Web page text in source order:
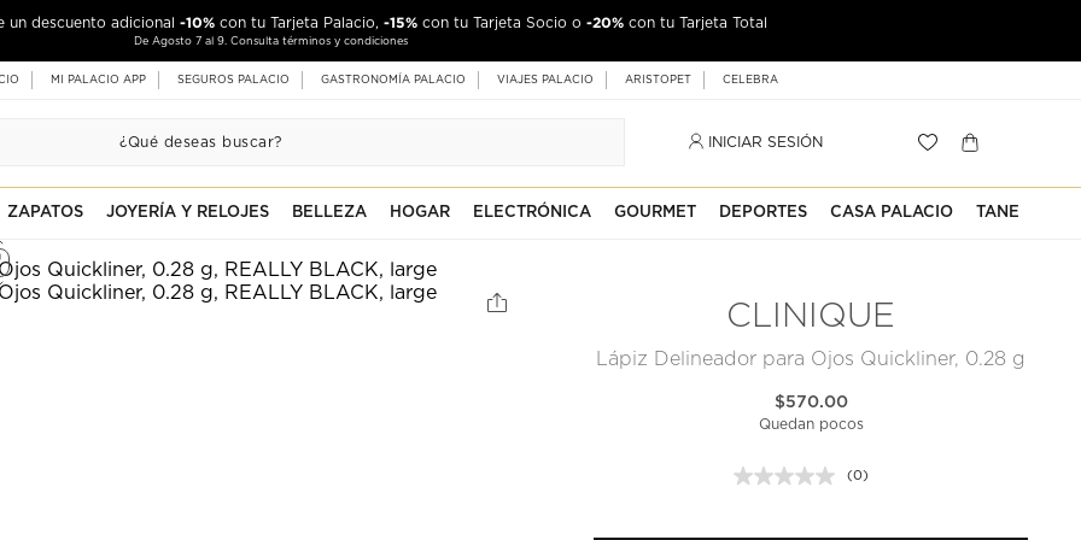
un descuento adicional -10% con tu Tarjeta Palacio, -15% con tu Tarjeta Socio o -20% con tu Tarjeta Total
De Agosto 7 al 9. Consulta términos y condiciones
MI PALACIO APP SEGUROS PALACIO GASTRONOMÍA PALACIO VIAJES PALACIO ARISTOPET CELEBRA
INICIAR SESIÓN
ZAPATOS JOYERÍA Y RELOJES BELLEZA HOGAR ELECTRÓNICA GOURMET DEPORTES CASA PALACIO TANE
CLINIQUE
Lápiz Delineador para Ojos Quickliner, 0.28 g
$570.00
Quedan pocos
Sin
(0)